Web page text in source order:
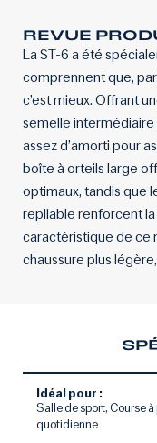
REVUE
La ST-6 a été
comprennent que,
c’est mieux. Offrant
semelle
assez d’amorti pour
boîte à orteils large
optimaux, tandis que
repliable renforcent la
caractéristique de ce
chaussure plus
Idéal pour :
Salle de sport, Course à
quotidienne